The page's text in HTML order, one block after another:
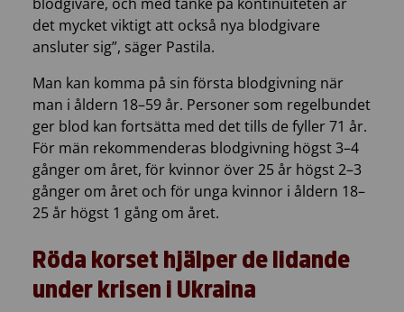
det mycket viktigt att också nya blodgivare
ansluter sig”, säger Pastila.
Man kan komma på sin första blodgivning när
man i åldern 18–59 år. Personer som regelbundet
ger blod kan fortsätta med det tills de fyller 71 år.
För män rekommenderas blodgivning högst 3–4
gånger om året, för kvinnor över 25 år högst 2–3
gånger om året och för unga kvinnor i åldern 18–
25 år högst 1 gång om året.
Röda korset hjälper de lidande
under krisen i Ukraina